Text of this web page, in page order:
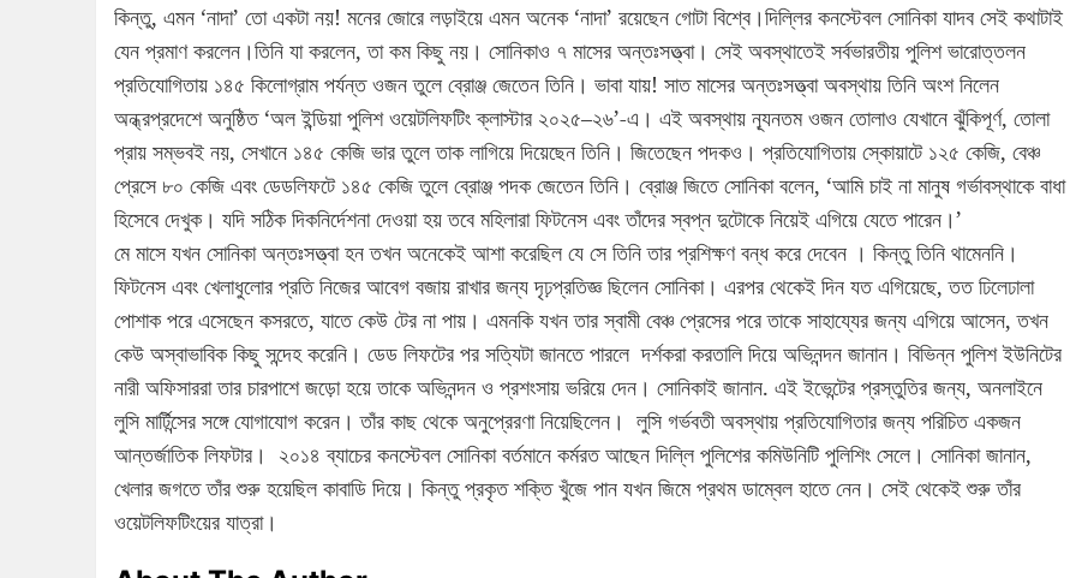
কিন্তু, এমন ‘নাদা’ তো একটা নয়! মনের জোরে লড়াইয়ে এমন অনেক ‘নাদা’ রয়েছেন গোটা বিশ্বে।দিল্লির কনস্টেবল সোনিকা যাদব সেই কথাটাই
যেন প্রমাণ করলেন।তিনি যা করলেন, তা কম কিছু নয়। সোনিকাও ৭ মাসের অন্তঃসত্ত্বা। সেই অবস্থাতেই সর্বভারতীয় পুলিশ ভারোত্তলন
প্রতিযোগিতায় ১৪৫ কিলোগ্রাম পর্যন্ত ওজন তুলে ব্রোঞ্জ জেতেন তিনি। ভাবা যায়! সাত মাসের অন্তঃসত্ত্বা অবস্থায় তিনি অংশ নিলেন
অন্ধ্রপ্রদেশে অনুষ্ঠিত ‘অল ইন্ডিয়া পুলিশ ওয়েটলিফটিং ক্লাস্টার ২০২৫–২৬’-এ। এই অবস্থায় ন্যূনতম ওজন তোলাও যেখানে ঝুঁকিপূর্ণ, তোলা
প্রায় সম্ভবই নয়, সেখানে ১৪৫ কেজি ভার তুলে তাক লাগিয়ে দিয়েছেন তিনি। জিতেছেন পদকও। প্রতিযোগিতায় স্কোয়াটে ১২৫ কেজি, বেঞ্চ
প্রেসে ৮০ কেজি এবং ডেডলিফটে ১৪৫ কেজি তুলে ব্রোঞ্জ পদক জেতেন তিনি। ব্রোঞ্জ জিতে সোনিকা বলেন, ‘আমি চাই না মানুষ গর্ভাবস্থাকে বাধা
হিসেবে দেখুক। যদি সঠিক দিকনির্দেশনা দেওয়া হয় তবে মহিলারা ফিটনেস এবং তাঁদের স্বপ্ন দুটোকে নিয়েই এগিয়ে যেতে পারেন।’
মে মাসে যখন সোনিকা অন্তঃসত্ত্বা হন তখন অনেকেই আশা করেছিল যে সে তিনি তার প্রশিক্ষণ বন্ধ করে দেবেন । কিন্তু তিনি থামেননি।
ফিটনেস এবং খেলাধুলোর প্রতি নিজের আবেগ বজায় রাখার জন্য দৃঢ়প্রতিজ্ঞ ছিলেন সোনিকা। এরপর থেকেই দিন যত এগিয়েছে, তত ঢিলেঢালা
পোশাক পরে এসেছেন কসরতে, যাতে কেউ টের না পায়। এমনকি যখন তার স্বামী বেঞ্চ প্রেসের পরে তাকে সাহায্যের জন্য এগিয়ে আসেন, তখন
কেউ অস্বাভাবিক কিছু সন্দেহ করেনি। ডেড লিফটের পর সত্যিটা জানতে পারলে দর্শকরা করতালি দিয়ে অভিনন্দন জানান। বিভিন্ন পুলিশ ইউনিটের
নারী অফিসাররা তার চারপাশে জড়ো হয়ে তাকে অভিনন্দন ও প্রশংসায় ভরিয়ে দেন। সোনিকাই জানান. এই ইভেন্টের প্রস্তুতির জন্য, অনলাইনে
লুসি মার্টিন্সের সঙ্গে যোগাযোগ করেন। তাঁর কাছ থেকে অনুপ্রেরণা নিয়েছিলেন। লুসি গর্ভবতী অবস্থায় প্রতিযোগিতার জন্য পরিচিত একজন
আন্তর্জাতিক লিফটার। ২০১৪ ব্যাচের কনস্টেবল সোনিকা বর্তমানে কর্মরত আছেন দিল্লি পুলিশের কমিউনিটি পুলিশিং সেলে। সোনিকা জানান,
খেলার জগতে তাঁর শুরু হয়েছিল কাবাডি দিয়ে। কিন্তু প্রকৃত শক্তি খুঁজে পান যখন জিমে প্রথম ডাম্বেল হাতে নেন। সেই থেকেই শুরু তাঁর
ওয়েটলিফটিংয়ের যাত্রা।